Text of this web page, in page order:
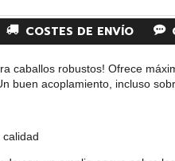
COSTES DE ENVÍO
caballos robustos! Ofrece
buen acoplamiento, incluso